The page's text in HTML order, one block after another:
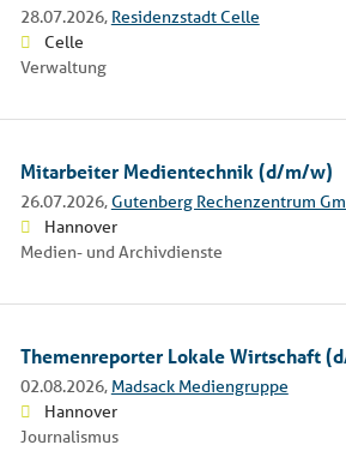
28.07.2026, Residenzstadt Celle
Celle
Verwaltung
Mitarbeiter Medientechnik (d/m/w)
26.07.2026,Gutenberg Rechenzentrum
Hannover
Medien- und Archivdienste
Themenreporter Lokale Wirtschaft
02.08.2026, Madsack Mediengruppe
Hannover
Journalismus